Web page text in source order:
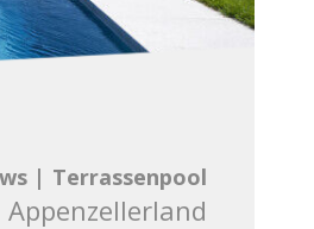
| Terrassenpool